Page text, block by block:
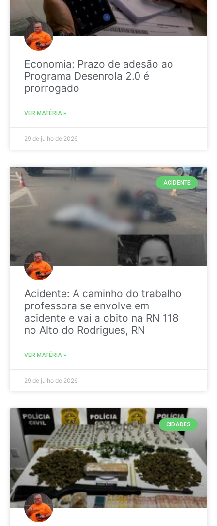
Economia: Prazo de adesão ao
Programa Desenrola 2.0 é
prorrogado
VER MATÉRIA »
29 de julho de 2026
ACIDENTE
Acidente: A caminho do trabalho
professora se envolve em
acidente e vai a obito na RN 118
no Alto do Rodrigues, RN
VER MATÉRIA »
29 de julho de 2026
CIDADES